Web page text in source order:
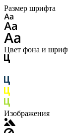
Размер шрифта
Цвет фона и
Изображения